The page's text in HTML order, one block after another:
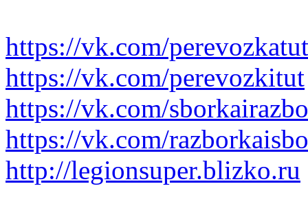
https://vk.com/perevozkatut
https://vk.com/perevozkitut
https://vk.com/
https://vk.com/
http://legionsuper.blizko.ru